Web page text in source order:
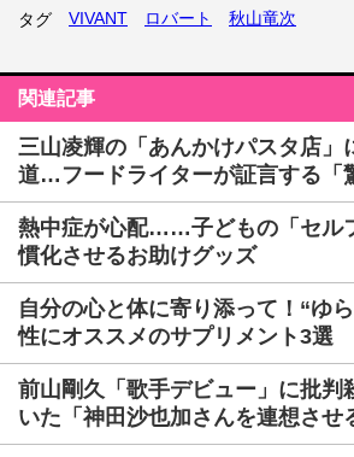
タグ VIVANT ロバート 秋山竜次
関連記事
三山凌輝の「あんかけパスタ店」
道…フードライターが証言する「
熱中症が心配……子どもの「セル
慣化させるお助けグッズ
自分の心と体に寄り添って！“ゆ
性にオススメのサプリメント3選
前山剛久「歌手デビュー」に批判
いた「神田沙也加さんを連想させ